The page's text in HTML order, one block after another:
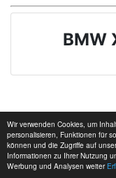
Wir verwenden Cookies, um
personalisieren, Funktionen für
können und die Zugriffe auf
Informationen zu Ihrer Nutzung
Werbung und Analysen weiter
BMW
Hersteller: